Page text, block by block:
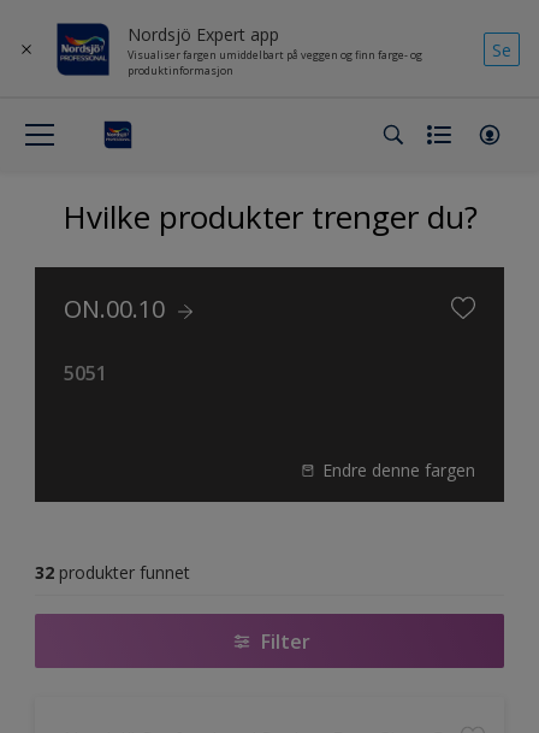
Nordsjö Expert app
Visualiser fargen umiddelbart på veggen og finn farge- og
produktinformasjon
Se
Hvilke produkter trenger du?
ON.00.10
5051
Endre denne fargen
32 produkter funnet
Filter